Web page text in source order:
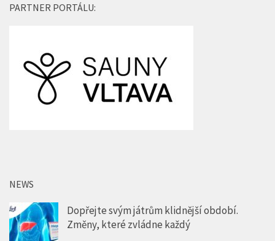
PARTNER PORTÁLU:
NEWS
Dopřejte svým játrům klidnější období.
Změny, které zvládne každý